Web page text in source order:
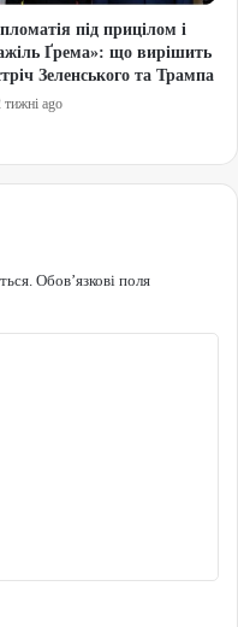
під прицілом і
Ґрема»: що вирішить
Зеленського та Трампа
тижні ago
Обов’язкові поля